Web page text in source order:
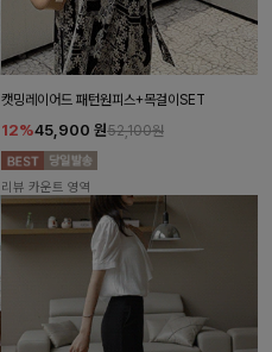
캣밍레이어드 패턴원피스+목걸이SET
12%45,900 원52,100원
리뷰 카운트 영역